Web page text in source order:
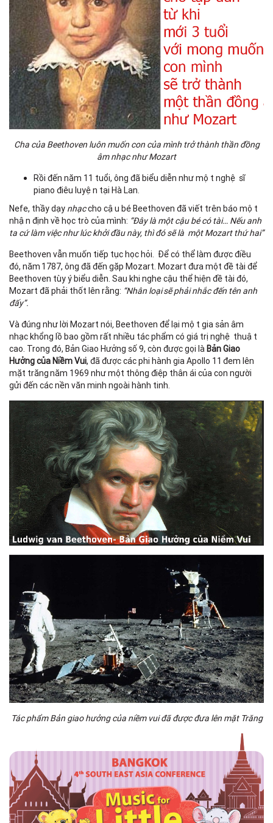
Cha của Beethoven luôn muốn con của mình trở thành thần đồng
âm nhạc như Mozart
Rồi đến năm 11 tuổi, ông đã biểu diễn như một nghệ sĩ
piano điêu luyện tại Hà Lan.
Nefe, thầy dạy nhạccho cậu bé Beethoven đã viết trên báo một
nhận định về học trò của mình: “Đây là một cậu bé có tài… Nếu anh
ta cứ làm việc như lúc khởi đầu này, thì đó sẽ là một Mozart thứ hai”
Beethoven vẫn muốn tiếp tục học hỏi. Để có thể làm được điều
đó, năm 1787, ông đã đến gặp Mozart. Mozart đưa một đề tài để
Beethoven tùy ý biểu diễn. Sau khi nghe cậu thể hiện đề tài đó,
Mozart đã phải thốt lên rằng: “Nhân loại sẽ phải nhắc đến tên anh
đấy”.
Và đúng như lời Mozart nói,Beethoven để lại một gia sản âm
nhạc khổng lồ bao gồm rất nhiều tác phẩm có giá trị nghệ thuật
cao. Trong đó, Bản Giao Hưởng số 9, còn được gọi là Bản Giao
Hưởng của Niềm Vui, đã được các phi hành gia Apollo 11 đem lên
mặt trăng năm 1969 như một thông điệp thân ái của con người
gửi đến các nền văn minh ngoài hành tinh.
Tác phẩm Bản giao hưởng của niềm vui đã được đưa lên mặt Trăng